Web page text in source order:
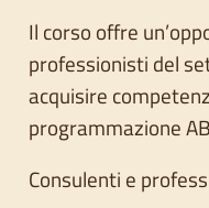
Il corso offre
professionisti del
acquisire
programmazione
Consulenti e